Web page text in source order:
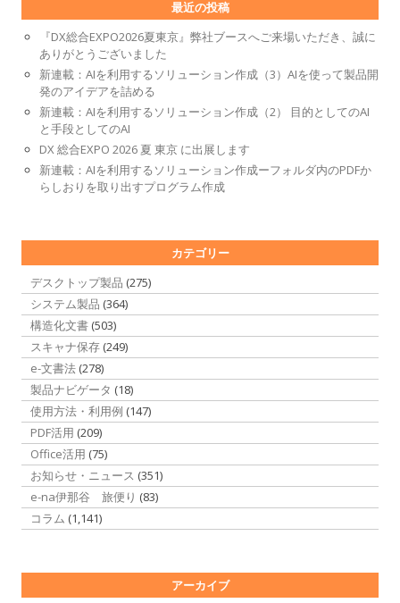
最近の投稿
『DX総合EXPO2026夏東京』弊社ブースへご来場いただき、誠に
ありがとうございました
新連載：AIを利用するソリューション作成（3）AIを使って製品開
発のアイデアを詰める
新連載：AIを利用するソリューション作成（2） 目的としてのAI
と手段としてのAI
DX 総合EXPO 2026 夏 東京 に出展します
新連載：AIを利用するソリューション作成ーフォルダ内のPDFか
らしおりを取り出すプログラム作成
カテゴリー
デスクトップ製品 (275)
システム製品 (364)
構造化文書 (503)
スキャナ保存 (249)
e-文書法 (278)
製品ナビゲータ (18)
使用方法・利用例 (147)
PDF活用 (209)
Office活用 (75)
お知らせ・ニュース (351)
e-na伊那谷 旅便り (83)
コラム (1,141)
アーカイブ